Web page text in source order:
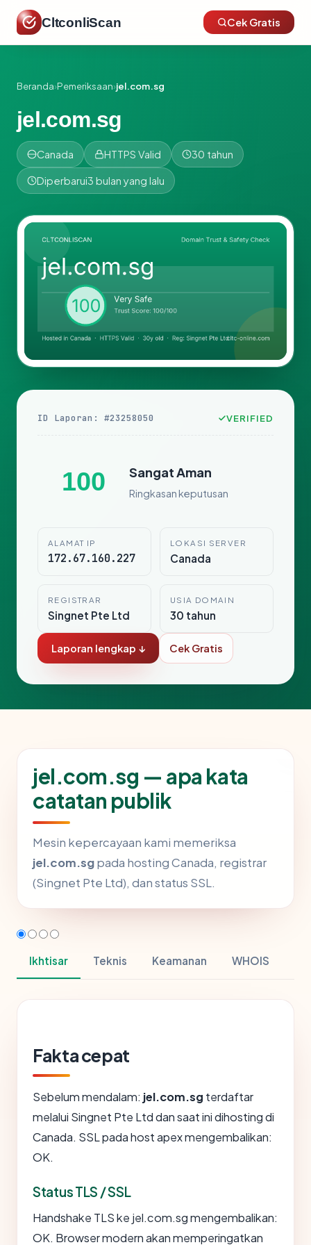
CltconliScan Cek Gratis
Beranda›Pemeriksaan›jel.com.sg
jel.com.sg
Canada HTTPS Valid 30 tahun
Diperbarui3 bulan yang lalu
ID Laporan: #23258050 VERIFIED
100 Sangat Aman
Ringkasan keputusan
ALAMAT IP
172.67.160.227
LOKASI SERVER
Canada
REGISTRAR
Singnet Pte Ltd
USIA DOMAIN
30 tahun
Laporan lengkap ↓ Cek Gratis
jel.com.sg — apa kata
catatan publik
Mesin kepercayaan kami memeriksa
jel.com.sgpada hosting Canada, registrar
(Singnet Pte Ltd), dan status SSL.
Ikhtisar Teknis Keamanan WHOIS
Fakta cepat
Sebelum mendalam: jel.com.sg terdaftar
melalui Singnet Pte Ltd dan saat ini dihosting di
Canada. SSL pada host apex mengembalikan:
OK.
Status TLS / SSL
Handshake TLS ke jel.com.sg mengembalikan:
OK. Browser modern akan memperingatkan